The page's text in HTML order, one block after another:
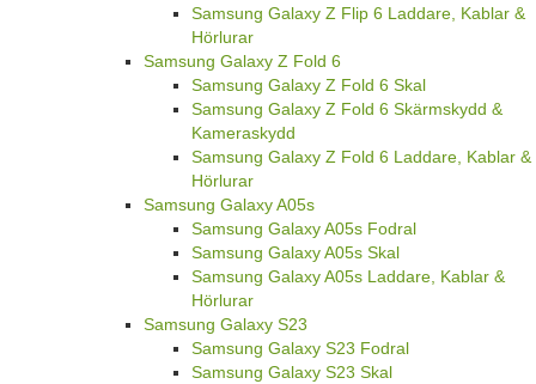
Samsung Galaxy Z Flip 6 Laddare, Kablar &
Hörlurar
Samsung Galaxy Z Fold 6
Samsung Galaxy Z Fold 6 Skal
Samsung Galaxy Z Fold 6 Skärmskydd &
Kameraskydd
Samsung Galaxy Z Fold 6 Laddare, Kablar &
Hörlurar
Samsung Galaxy A05s
Samsung Galaxy A05s Fodral
Samsung Galaxy A05s Skal
Samsung Galaxy A05s Laddare, Kablar &
Hörlurar
Samsung Galaxy S23
Samsung Galaxy S23 Fodral
Samsung Galaxy S23 Skal